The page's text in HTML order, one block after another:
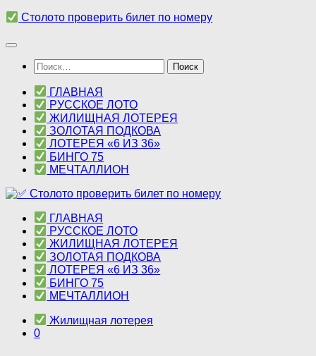
Перейти
содержимому
Столото проверить билет по номеру
Найти:
ГЛАВНАЯ
РУССКОЕ ЛОТО
ЖИЛИЩНАЯ ЛОТЕРЕЯ
ЗОЛОТАЯ ПОДКОВА
ЛОТЕРЕЯ «6 ИЗ 36»
БИНГО 75
МЕЧТАЛЛИОН
ГЛАВНАЯ
РУССКОЕ ЛОТО
ЖИЛИЩНАЯ ЛОТЕРЕЯ
ЗОЛОТАЯ ПОДКОВА
ЛОТЕРЕЯ «6 ИЗ 36»
БИНГО 75
МЕЧТАЛЛИОН
Жилищная лотерея
0